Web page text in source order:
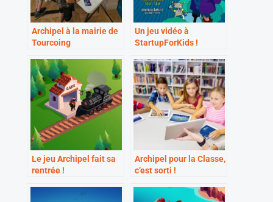
Archipel à la mairie de
Tourcoing
Un jeu vidéo à
StartupForKids !
Le jeu Archipel fait sa
rentrée !
Archipel pour la Classe,
c’est sorti !